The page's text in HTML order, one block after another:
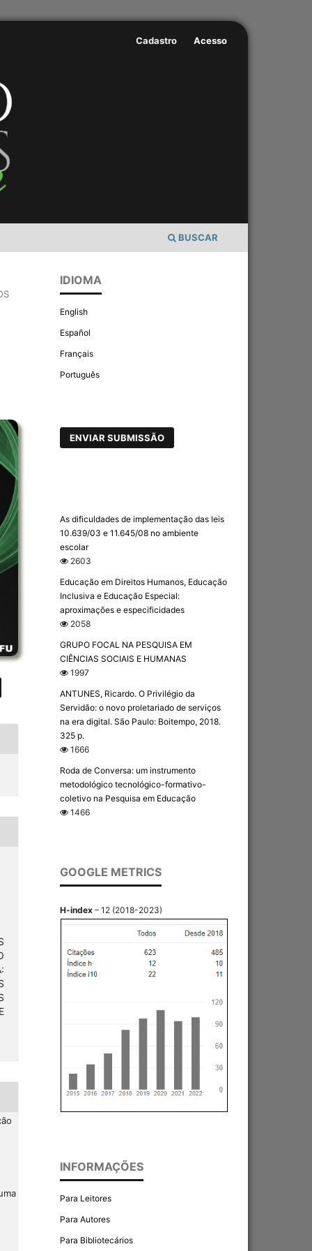
BUSCAR
Cadastro Acesso
IDIOMA
English
Español
Français
Português
ENVIAR SUBMISSÃO
As dificuldades de implementação das leis
10.639/03 e 11.645/08 no ambiente
escolar
2603
Educação em Direitos Humanos, Educação
Inclusiva e Educação Especial:
aproximações e especificidades
2058
GRUPO FOCAL NA PESQUISA EM
CIÊNCIAS SOCIAIS E HUMANAS
1997
ANTUNES, Ricardo. O Privilégio da
Servidão: o novo proletariado de serviços
na era digital. São Paulo: Boitempo, 2018.
325 p.
1666
Roda de Conversa: um instrumento
metodológico tecnológico-formativo-
coletivo na Pesquisa em Educação
1466
GOOGLE METRICS
H-index – 12 (2018-2023)
INFORMAÇÕES
Para Leitores
Para Autores
Para Bibliotecários